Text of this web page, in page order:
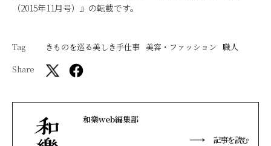
（2015年11月号）』の転載です。
Tag きものを巡る美しき手仕事 美容・ファッション 職人
Share
和樂web編集部
記事を読む